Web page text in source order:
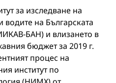
за изследване на
водите на Българската
БАН) и влизането в
бюджет за 2019 г.
процес на
институт по